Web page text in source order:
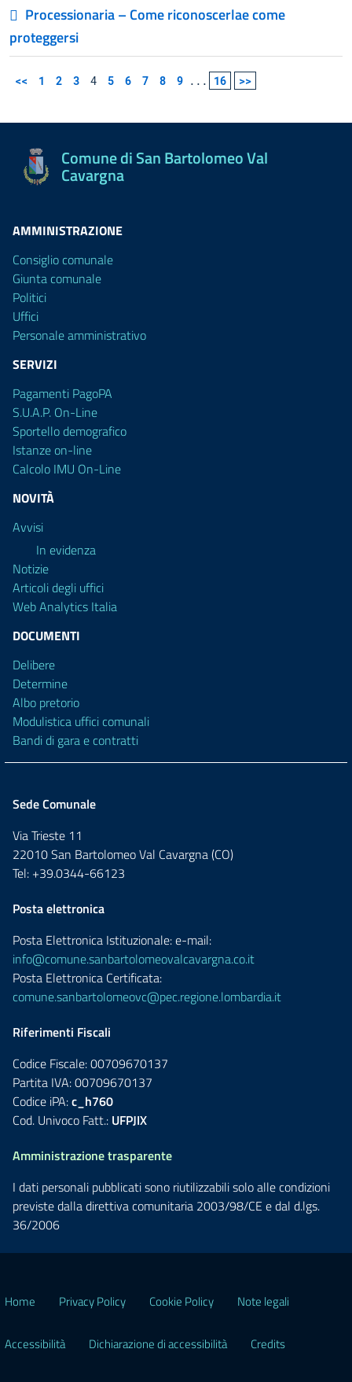
Processionaria – Come riconoscerlae come
proteggersi
<< 1 2 3 4 5 6 7 8 9 ... 16 >>
Comune di San Bartolomeo Val
Cavargna
AMMINISTRAZIONE
Consiglio comunale
Giunta comunale
Politici
Uffici
Personale amministrativo
SERVIZI
Pagamenti PagoPA
S.U.A.P. On-Line
Sportello demografico
Istanze on-line
Calcolo IMU On-Line
NOVITÀ
Avvisi
In evidenza
Notizie
Articoli degli uffici
Web Analytics Italia
DOCUMENTI
Delibere
Determine
Albo pretorio
Modulistica uffici comunali
Bandi di gara e contratti
Sede Comunale
Via Trieste 11
22010 San Bartolomeo Val Cavargna (CO)
Tel: +39.0344-66123
Posta elettronica
Posta Elettronica Istituzionale: e-mail:
info@comune.sanbartolomeovalcavargna.co.it
Posta Elettronica Certificata:
comune.sanbartolomeovc@pec.regione.lombardia.it
Riferimenti Fiscali
Codice Fiscale: 00709670137
Partita IVA: 00709670137
Codice iPA:c_h760
Cod. Univoco Fatt.: UFPJIX
Amministrazione trasparente
I dati personali pubblicati sono riutilizzabili solo alle condizioni
previste dalla direttiva comunitaria 2003/98/CE e dal d.lgs.
36/2006
Home Privacy Policy Cookie Policy Note legali
Accessibilità Dichiarazione di accessibilità Credits